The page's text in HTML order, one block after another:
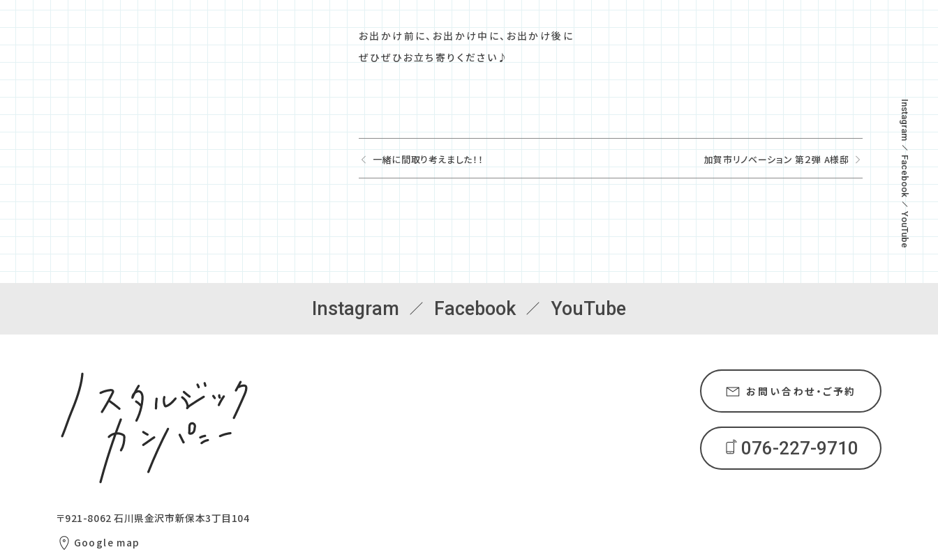
お出かけ前に、お出かけ中に、お出かけ後に
ぜひぜひお立ち寄りください♪
一緒に間取り考えました！！ 加賀市リノベーション 第２弾 A様邸
Instagram
Facebook
YouTube
Instagram Facebook YouTube
〒921-8062石川県金沢市新保本3丁目104
Google map
お問い合わせ・ご予約
076-227-9710